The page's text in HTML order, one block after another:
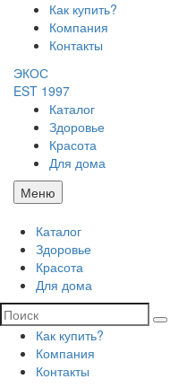
Как купить?
Компания
Контакты
ЭКОС
EST 1997
Каталог
Здоровье
Красота
Для дома
Меню
Каталог
Здоровье
Красота
Для дома
Как купить?
Компания
Контакты